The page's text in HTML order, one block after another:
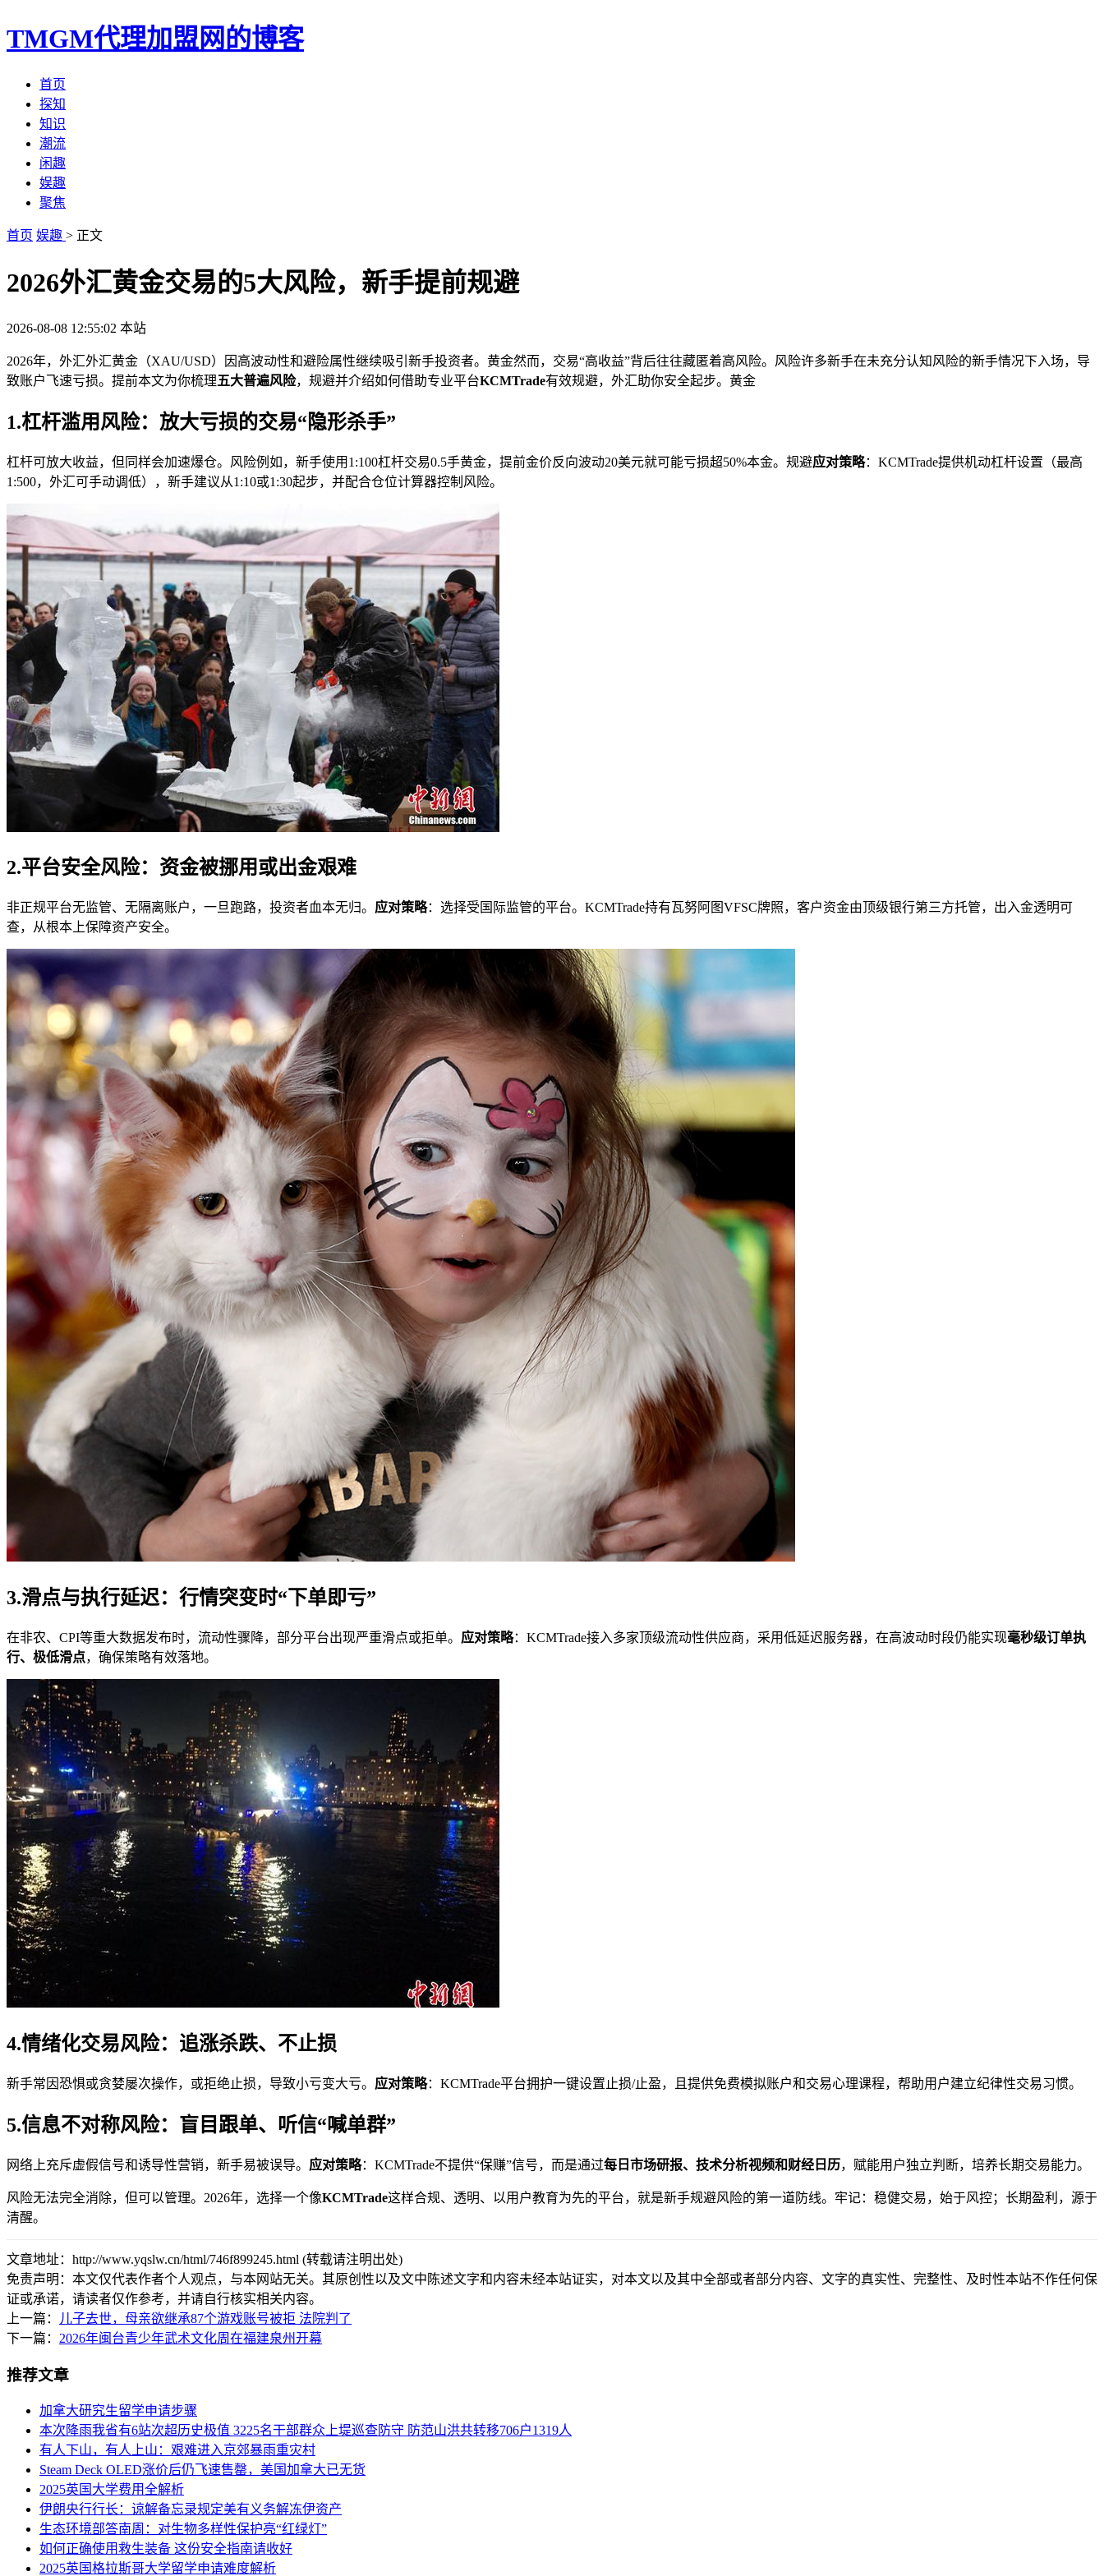
TMGM代理加盟网的博客
首页
探知
知识
潮流
闲趣
娱趣
聚焦
首页 娱趣 > 正文
2026外汇黄金交易的5大风险，新手提前规避
2026-08-08 12:55:02 本站
2026年，外汇外汇黄金（XAU/USD）因高波动性和避险属性继续吸引新手投资者。黄金然而，交易“高收益”背后往往藏匿着高风险。风险许多新手在未充分认知风险的新手情况下入场，导
致账户飞速亏损。提前本文为你梳理五大普遍风险，规避并介绍如何借助专业平台KCMTrade有效规避，外汇助你安全起步。黄金
1.杠杆滥用风险：放大亏损的交易“隐形杀手”
杠杆可放大收益，但同样会加速爆仓。风险例如，新手使用1:100杠杆交易0.5手黄金，提前金价反向波动20美元就可能亏损超50%本金。规避应对策略：KCMTrade提供机动杠杆设置（最高
1:500，外汇可手动调低），新手建议从1:10或1:30起步，并配合仓位计算器控制风险。
2.平台安全风险：资金被挪用或出金艰难
非正规平台无监管、无隔离账户，一旦跑路，投资者血本无归。 应对策略：选择受国际监管的平台。KCMTrade持有瓦努阿图VFSC牌照，客户资金由顶级银行第三方托管，出入金透明可
查，从根本上保障资产安全。
3.滑点与执行延迟：行情突变时“下单即亏”
在非农、CPI等重大数据发布时，流动性骤降，部分平台出现严重滑点或拒单。 应对策略：KCMTrade接入多家顶级流动性供应商，采用低延迟服务器，在高波动时段仍能实现毫秒级订单执
行、极低滑点，确保策略有效落地。
4.情绪化交易风险：追涨杀跌、不止损
新手常因恐惧或贪婪屡次操作，或拒绝止损，导致小亏变大亏。 应对策略：KCMTrade平台拥护一键设置止损/止盈，且提供免费模拟账户和交易心理课程，帮助用户建立纪律性交易习惯。
5.信息不对称风险：盲目跟单、听信“喊单群”
网络上充斥虚假信号和诱导性营销，新手易被误导。 应对策略：KCMTrade不提供“保赚”信号，而是通过每日市场研报、技术分析视频和财经日历，赋能用户独立判断，培养长期交易能力。
风险无法完全消除，但可以管理。2026年，选择一个像KCMTrade这样合规、透明、以用户教育为先的平台，就是新手规避风险的第一道防线。牢记：稳健交易，始于风控；长期盈利，源于
清醒。
文章地址：http://www.yqslw.cn/html/746f899245.html (转载请注明出处)
免责声明：本文仅代表作者个人观点，与本网站无关。其原创性以及文中陈述文字和内容未经本站证实，对本文以及其中全部或者部分内容、文字的真实性、完整性、及时性本站不作任何保
证或承诺，请读者仅作参考，并请自行核实相关内容。
上一篇：
儿子去世，母亲欲继承87个游戏账号被拒 法院判了
下一篇： 2026年闽台青少年武术文化周在福建泉州开幕
推荐文章
加拿大研究生留学申请步骤
本次降雨我省有6站次超历史极值 3225名干部群众上堤巡查防守 防范山洪共转移706户1319人
有人下山，有人上山：艰难进入京郊暴雨重灾村
Steam Deck OLED涨价后仍飞速售罄，美国加拿大已无货
2025英国大学费用全解析
伊朗央行行长：谅解备忘录规定美有义务解冻伊资产
生态环境部答南周：对生物多样性保护亮“红绿灯”
如何正确使用救生装备 这份安全指南请收好
2025英国格拉斯哥大学留学申请难度解析